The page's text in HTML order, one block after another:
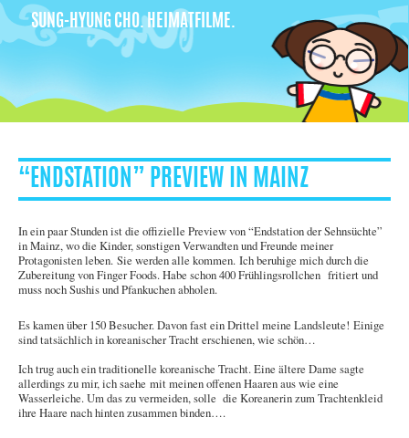
SUNG-HYUNG CHO. HEIMATFILME.
“ENDSTATION” PREVIEW IN MAINZ
In ein paar Stunden ist die offizielle Preview von “Endstation der Sehnsüchte”
in Mainz, wo die Kinder, sonstigen Verwandten und Freunde meiner
Protagonisten leben. Sie werden alle kommen. Ich beruhige mich durch die
Zubereitung von Finger Foods. Habe schon 400 Frühlingsrollchen fritiert und
muss noch Sushis und Pfankuchen abholen.
Es kamen über 150 Besucher. Davon fast ein Drittel meine Landsleute! Einige
sind tatsächlich in koreanischer Tracht erschienen, wie schön…
Ich trug auch ein traditionelle koreanische Tracht. Eine ältere Dame sagte
allerdings zu mir, ich saehe mit meinen offenen Haaren aus wie eine
Wasserleiche. Um das zu vermeiden, solle die Koreanerin zum Trachtenkleid
ihre Haare nach hinten zusammen binden….